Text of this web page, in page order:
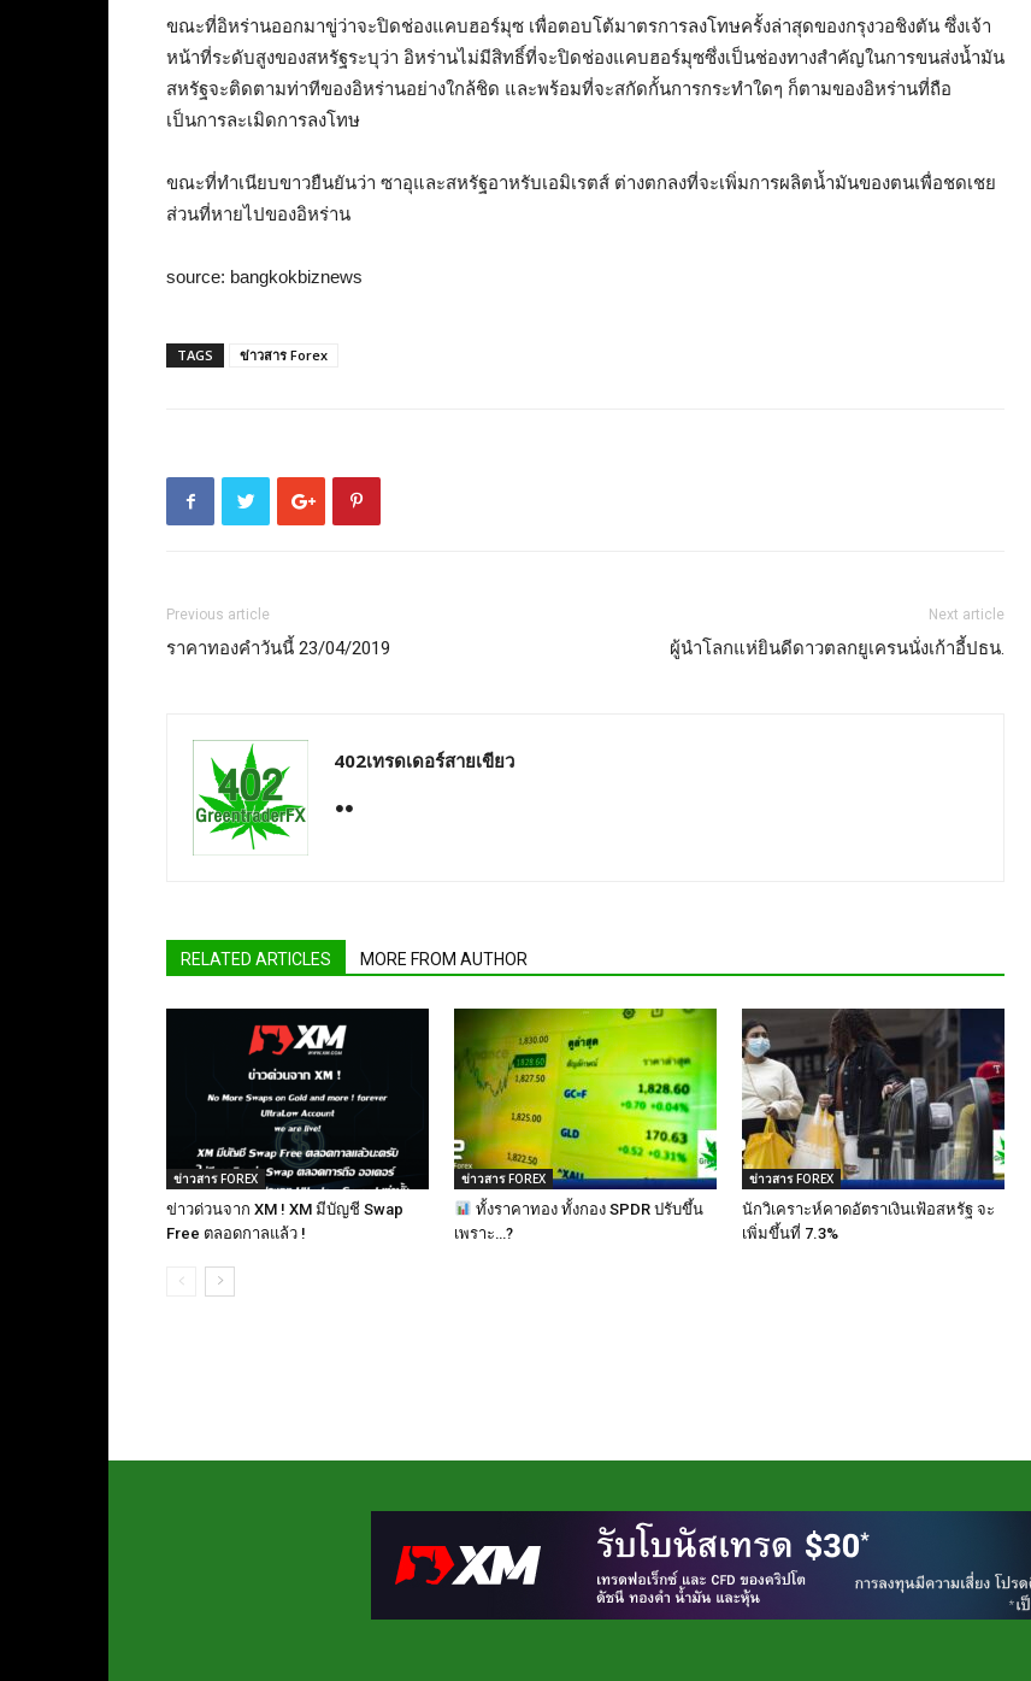
ขณะที่อิหร่านออกมาขู่ว่าจะปิดช่องแคบฮอร์มุซ เพื่อตอบโต้มาตรการลงโทษครั้งล่าสุดของกรุงวอชิงตัน ซึ่งเจ้า
หน้าที่ระดับสูงของสหรัฐระบุว่า อิหร่านไม่มีสิทธิ์ที่จะปิดช่องแคบฮอร์มุซซึ่งเป็นช่องทางสำคัญในการขนส่งน้ำมัน
สหรัฐจะติดตามท่าทีของอิหร่านอย่างใกล้ชิด และพร้อมที่จะสกัดกั้นการกระทำใดๆ ก็ตามของอิหร่านที่ถือ
เป็นการละเมิดการลงโทษ
ขณะที่ทำเนียบขาวยืนยันว่า ซาอุและสหรัฐอาหรับเอมิเรตส์ ต่างตกลงที่จะเพิ่มการผลิตน้ำมันของตนเพื่อชดเชย
ส่วนที่หายไปของอิหร่าน
source: bangkokbiznews
TAGS ข่าวสาร Forex
Previous article
ราคาทองคำวันนี้ 23/04/2019
Next article
ผู้นำโลกแห่ยินดีดาวตลกยูเครนนั่งเก้าอี้ปธน.
402เทรดเดอร์สายเขียว
RELATED ARTICLES MORE FROM AUTHOR
ข่าวสาร FOREX
ข่าวด่วนจาก XM ! XM มีบัญชี Swap
Free ตลอดกาลแล้ว !
ข่าวสาร FOREX
ทั้งราคาทอง ทั้งกอง SPDR ปรับขึ้น
เพราะ…?
ข่าวสาร FOREX
นักวิเคราะห์คาดอัตราเงินเฟ้อสหรัฐ จะ
เพิ่มขึ้นที่ 7.3%